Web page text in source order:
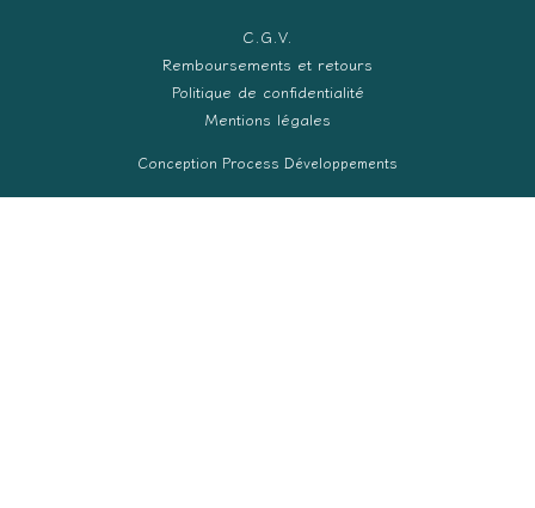
C.G.V.
Remboursements et retours
Politique de confidentialité
Mentions légales
Conception Process Développements